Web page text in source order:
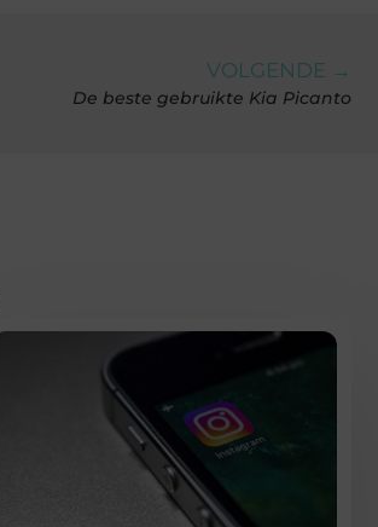
VOLGENDE →
De beste gebruikte Kia Picanto